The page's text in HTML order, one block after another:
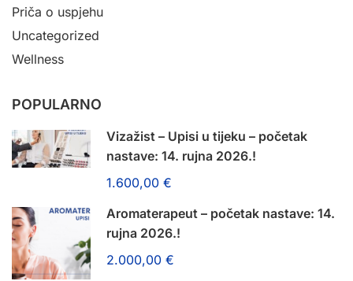
Priča o uspjehu
Uncategorized
Wellness
POPULARNO
Vizažist – Upisi u tijeku – početak
nastave: 14. rujna 2026.!
1.600,00 €
Aromaterapeut – početak nastave: 14.
rujna 2026.!
2.000,00 €